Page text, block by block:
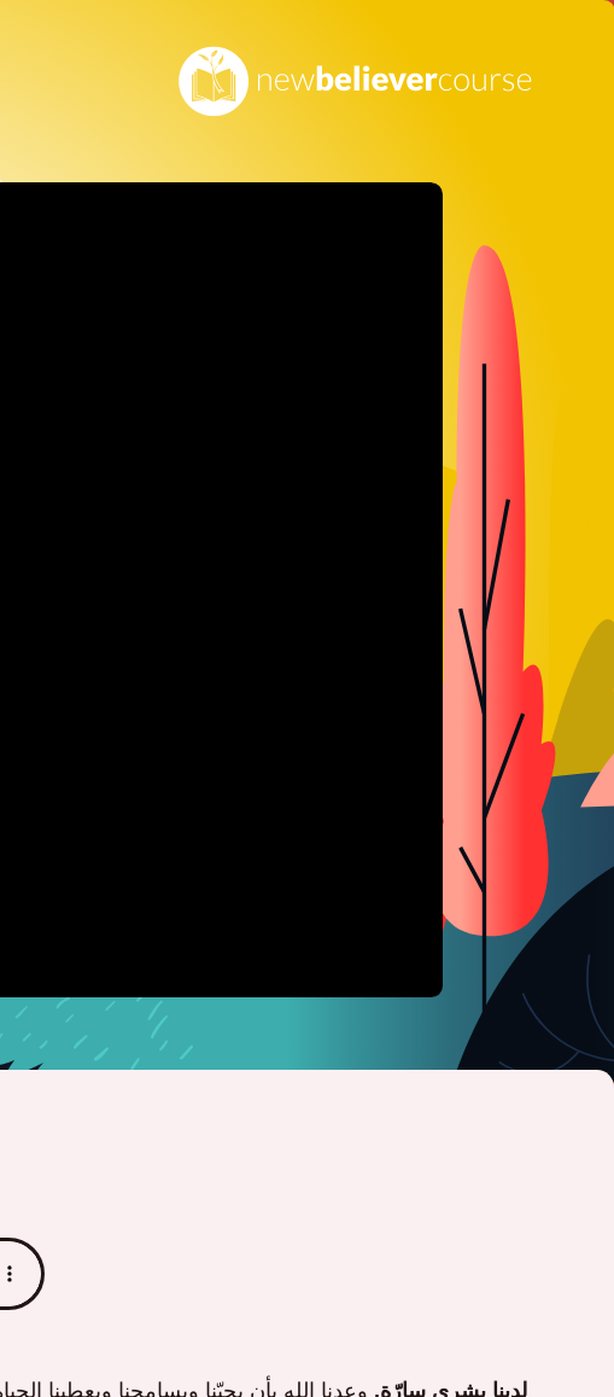
لدينا بشرى سارّة. وعدنا الله بأن يحبّنا ويسامحنا ويعطينا